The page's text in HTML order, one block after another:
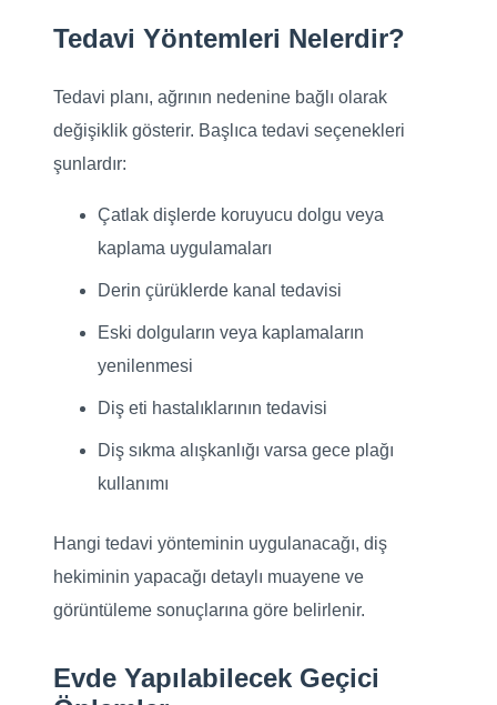
Tedavi Yöntemleri Nelerdir?
Tedavi planı, ağrının nedenine bağlı olarak
değişiklik gösterir. Başlıca tedavi seçenekleri
şunlardır:
Çatlak dişlerde koruyucu dolgu veya
kaplama uygulamaları
Derin çürüklerde kanal tedavisi
Eski dolguların veya kaplamaların
yenilenmesi
Diş eti hastalıklarının tedavisi
Diş sıkma alışkanlığı varsa gece plağı
kullanımı
Hangi tedavi yönteminin uygulanacağı, diş
hekiminin yapacağı detaylı muayene ve
görüntüleme sonuçlarına göre belirlenir.
Evde Yapılabilecek Geçici